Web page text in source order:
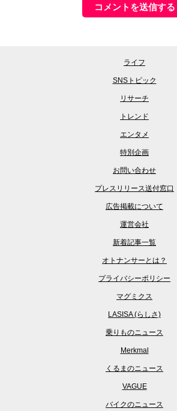
ライフ
SNSトピック
リサーチ
トレンド
エンタメ
特別企画
お問い合わせ
プレスリリース送付窓口
広告掲載について
運営会社
新着記事一覧
オトナンサーとは？
プライバシーポリシー
マグミクス
LASISA (らしさ)
乗りものニュース
Merkmal
くるまのニュース
VAGUE
バイクのニュース